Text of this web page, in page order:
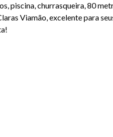
piscina, churrasqueira, 80
Viamão, excelente para